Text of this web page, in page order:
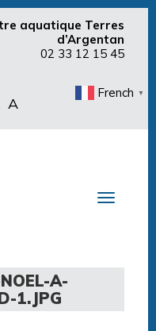
aquatique Terres
d’Argentan
02 33 12 15 45
A
French ▼
Toggle
A-
1.JPG